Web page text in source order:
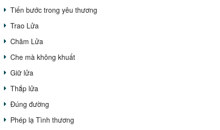
Tiến bước trong yêu thương
Trao Lửa
Chăm Lửa
Che mà không khuất
Giữ lửa
Thắp lửa
Đúng đường
Phép lạ Tình thương